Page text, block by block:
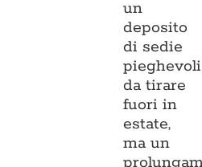
un
deposito
di sedie
pieghevoli
da tirare
fuori in
estate,
ma un